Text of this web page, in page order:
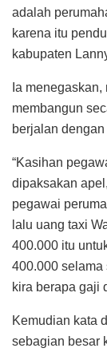
adalah
karena itu
kabupaten
Ia
membangun
berjalan dengan
“Kasihan
dipaksakan
pegawai
lalu uang taxi
400.000 itu
400.000 selama
kira berapa gaji
Kemudian kata
sebagian besar